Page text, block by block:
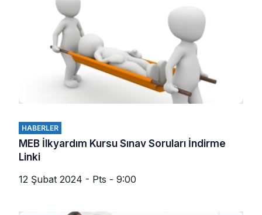
HABERLER
MEB İlkyardım Kursu Sınav Soruları İndirme
Linki
12 Şubat 2024 - Pts - 9:00